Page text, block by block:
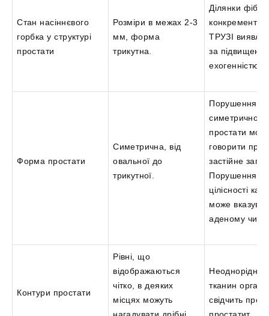
Стан насіннєвого
горбка у структурі
простати
Розміри в межах 2-3
мм, форма
трикутна.
Ділянки
конкременти
ТРУЗІ
за
ехогенністю.
Форма простати
Симетрична, від
овальної до
трикутної.
Порушення
симетричності
простати
говорити про
застійне
Порушення
цілісності
може
аденому чи
Контури простати
Рівні, що
відображаються
чітко, в деяких
місцях можуть
нагадувати дрібні
тканин органу
свідчить про
простатит.